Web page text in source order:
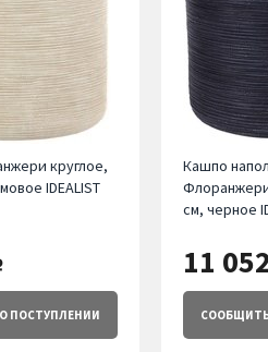
круглое,
IDEALIST
О ПОСТУПЛЕНИИ
Кашпо
см, черное
11